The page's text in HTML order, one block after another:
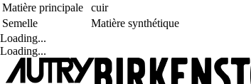
Matière principale
cuir
Semelle
Matière synthétique
Loading...
Loading...